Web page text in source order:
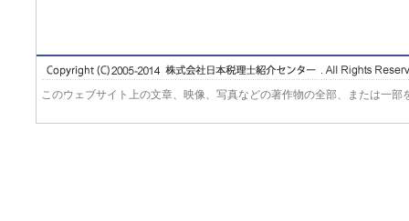
このウェブサイト上の文章、映像、写真などの著作物の全部、または一